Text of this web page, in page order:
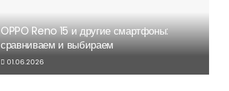
OPPO Reno 15 и другие смартфоны:
сравниваем и выбираем
01.06.2026